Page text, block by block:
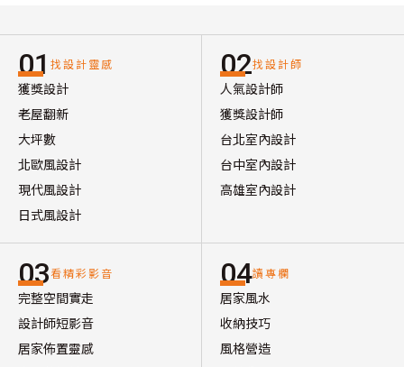
01 找設計靈感
獲獎設計
老屋翻新
大坪數
北歐風設計
現代風設計
日式風設計
02找設計師
人氣設計師
獲獎設計師
台北室內設計
台中室內設計
高雄室內設計
03看精彩影音
完整空間實走
設計師短影音
居家佈置靈感
04讀專欄
居家風水
收納技巧
風格營造